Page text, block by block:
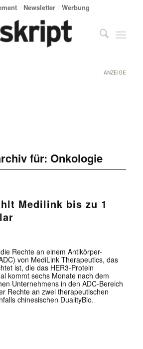
Newsletter Werbung
ANZEIGE
für: Onkologie
Medilink bis zu 1
Rechte an einem Antikörper-
von MediLink Therapeutics, das
ist, die das HER3-Protein
kommt sechs Monate nach dem
Unternehmens in den ADC-Bereich
Rechte an zwei therapeutischen
chinesischen DualityBio.